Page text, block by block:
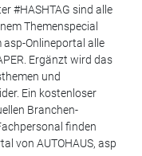
#HASHTAG sind alle
Themenspecial
Onlineportal alle
Ergänzt wird das
und
Ein kostenloser
Branchen-
finden
von AUTOHAUS, asp